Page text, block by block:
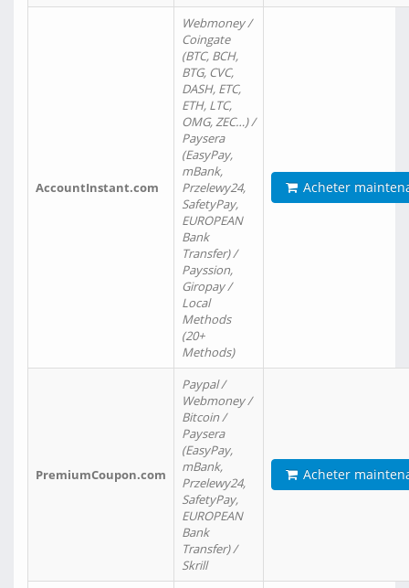
AccountInstant.com
Webmoney /
Coingate
(BTC, BCH,
BTG, CVC,
DASH, ETC,
ETH, LTC,
OMG, ZEC…) /
Paysera
(EasyPay,
mBank,
Przelewy24,
SafetyPay,
EUROPEAN
Bank
Transfer) /
Payssion,
Giropay /
Local
Methods
(20+
Methods)
Acheter
PremiumCoupon.com
Paypal /
Webmoney /
Bitcoin /
Paysera
(EasyPay,
mBank,
Przelewy24,
SafetyPay,
EUROPEAN
Bank
Transfer) /
Skrill
Acheter